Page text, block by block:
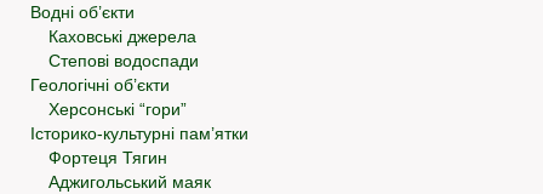
Водні об’єкти
Каховські джерела
Степові водоспади
Геологічні об’єкти
Херсонські “гори”
Історико-культурні пам’ятки
Фортеця Тягин
Аджигольський маяк